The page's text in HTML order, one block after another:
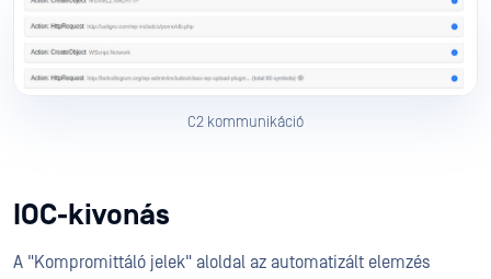
C2 kommunikáció
IOC-kivonás
A "Kompromittáló jelek" aloldal az automatizált elemzés